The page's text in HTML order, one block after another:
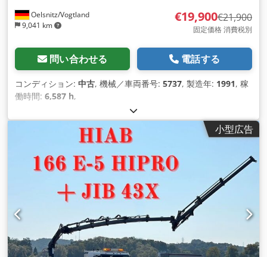
Oelsnitz/Vogtland
9,041 km
€19,900€21,900
固定価格 消費税別
問い合わせる 電話する
コンディション: 中古, 機械／車両番号: 5737, 製造年: 1991, 稼
働時間: 6,587 h,
小型広告